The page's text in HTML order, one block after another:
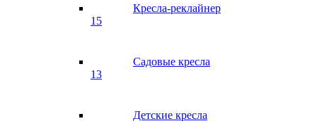
Кресла-реклайнер
15
Садовые кресла
13
Детские кресла